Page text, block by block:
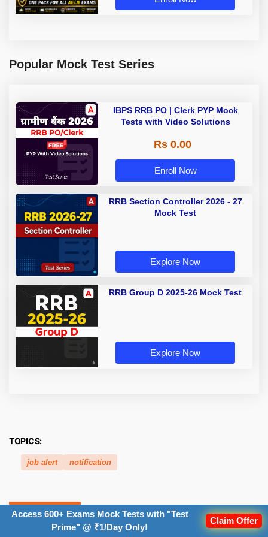
Popular Mock Test Series
IBPS RRB PO | Clerk PYP Mock
Tests with Video Solutions
Rs 0.00
Enroll Now
RRB Section Controller 2026 - 27
Mock Test
Explore Now
RRB Group D 2025-26 Mock Test
Explore Now
TOPICS:
job alert notification
Related Posts
Access 600+ Exams Mock Tests with "Test
Prime" @ ₹1/Day Only!
Claim Offer